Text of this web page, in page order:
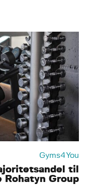
Gyms4You
til
Rohatyn Group